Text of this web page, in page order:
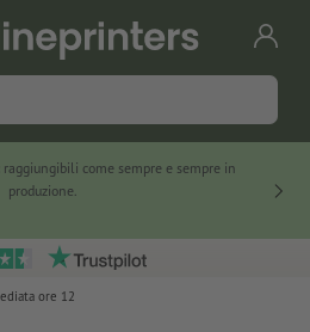
raggiungibili come sempre e sempre in
produzione.
ore 12